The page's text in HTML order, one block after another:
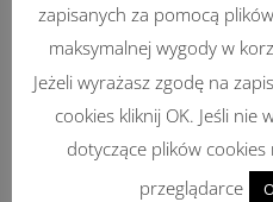
O
Jesteśmy
tradycją. Obecnie
zapisanych za pomocą
maksymalnej wygody w
Jeżeli wyrażasz zgodę na
cookies kliknij OK. Jeśli nie
dotyczące plików
przeglądarce